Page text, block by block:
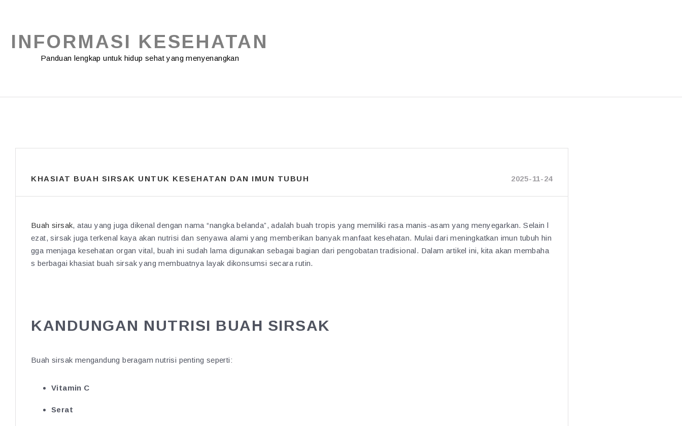
INFORMASI KESEHATAN
Panduan lengkap untuk hidup sehat yang menyenangkan
KHASIAT BUAH SIRSAK UNTUK KESEHATAN DAN IMUN TUBUH 2025-11-24
Buah sirsak, atau yang juga dikenal dengan nama “nangka belanda”, adalah buah tropis yang memiliki rasa manis-asam yang menyegarkan. Selain l
ezat, sirsak juga terkenal kaya akan nutrisi dan senyawa alami yang memberikan banyak manfaat kesehatan. Mulai dari meningkatkan imun tubuh hin
gga menjaga kesehatan organ vital, buah ini sudah lama digunakan sebagai bagian dari pengobatan tradisional. Dalam artikel ini, kita akan membaha
s berbagai khasiat buah sirsak yang membuatnya layak dikonsumsi secara rutin.
KANDUNGAN NUTRISI BUAH SIRSAK
Buah sirsak mengandung beragam nutrisi penting seperti:
Vitamin C
Serat